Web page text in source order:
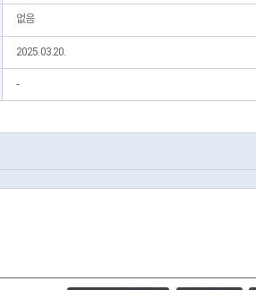
없음
2025.03.20.
-